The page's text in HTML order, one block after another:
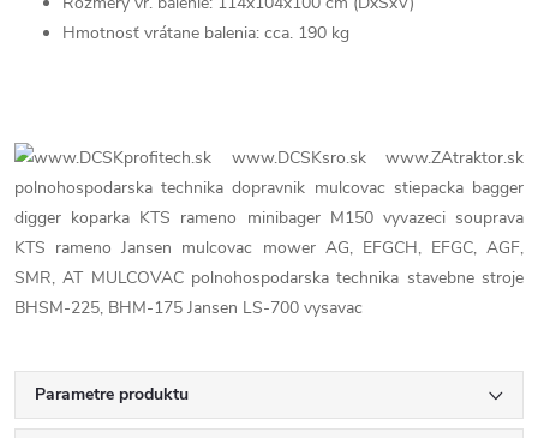
Hmotnosť vrátane balenia: cca. 190 kg
Parametre produktu